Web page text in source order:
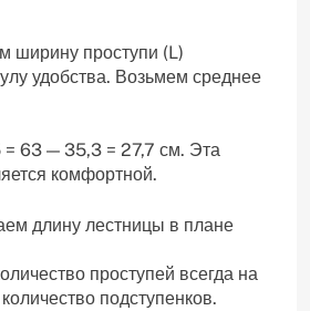
ширину проступи (L)
удобства. Возьмем среднее
63 — 35,3 = 27,7 см. Эта
комфортной.
длину лестницы в плане
проступей всегда на
подступенков.